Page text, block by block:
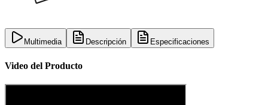
Multimedia Descripción Especificaciones
Video del Producto